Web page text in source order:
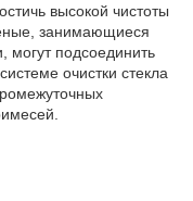
высокой чистоты
занимающиеся
могут подсоединить
очистки стекла